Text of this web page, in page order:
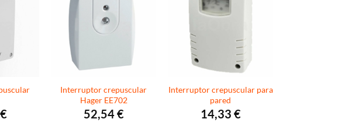
€
Interruptor crepuscular
Hager EE702
52,54€
Interruptor crepuscular para
pared
14,33 €